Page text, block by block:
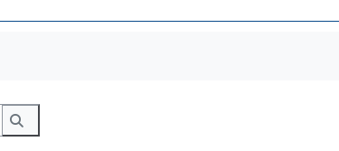
Cerca nei forum
Cerca nei forum